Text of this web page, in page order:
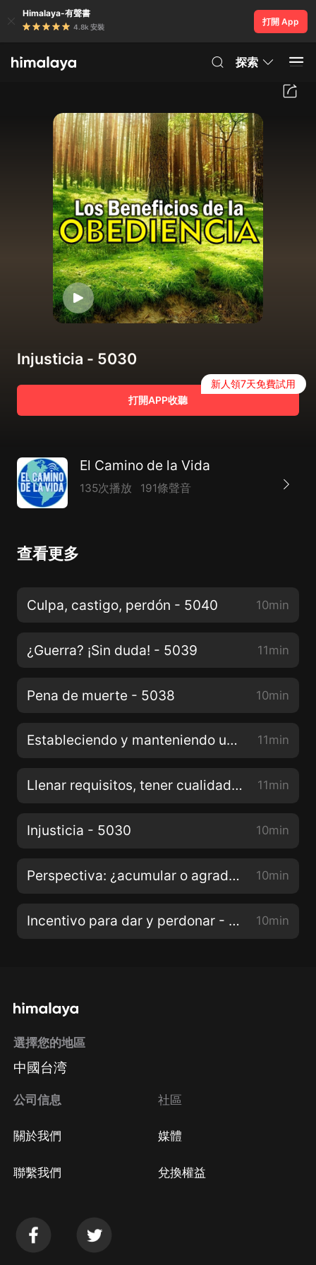
Himalaya-有聲書
4.8k 安裝
打開 App
探索
Injusticia - 5030
打開APP收聽
新人領7天免費試用
El Camino de la Vida
135次播放 191條聲音
查看更多
Culpa, castigo, perdón - 5040 10min
¿Guerra? ¡Sin duda! - 5039 11min
Pena de muerte - 5038 10min
Estableciendo y manteniendo una relación - 5032 11min
Llenar requisitos, tener cualidades - 5031 11min
Injusticia - 5030 10min
Perspectiva: ¿acumular o agradecer? - 5029 10min
Incentivo para dar y perdonar - 5028 10min
選擇您的地區
中國台湾
公司信息
關於我們
聯繫我們
社區
媒體
兌換權益